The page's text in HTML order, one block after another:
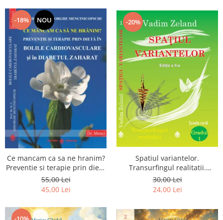
-18% NOU
Ce mancam ca sa ne hranim?
Preventie si terapie prin dieta
in bolile cardiovasculare si in
diabetul zaharat
55,00 Lei
45,00 Lei
-20%
Spatiul variantelor.
Transurfingul realitatii.
Gradul 1. Cum sa ne
dezvoltam intuitia si sa ne
alegem soarta
30,00 Lei
24,00 Lei